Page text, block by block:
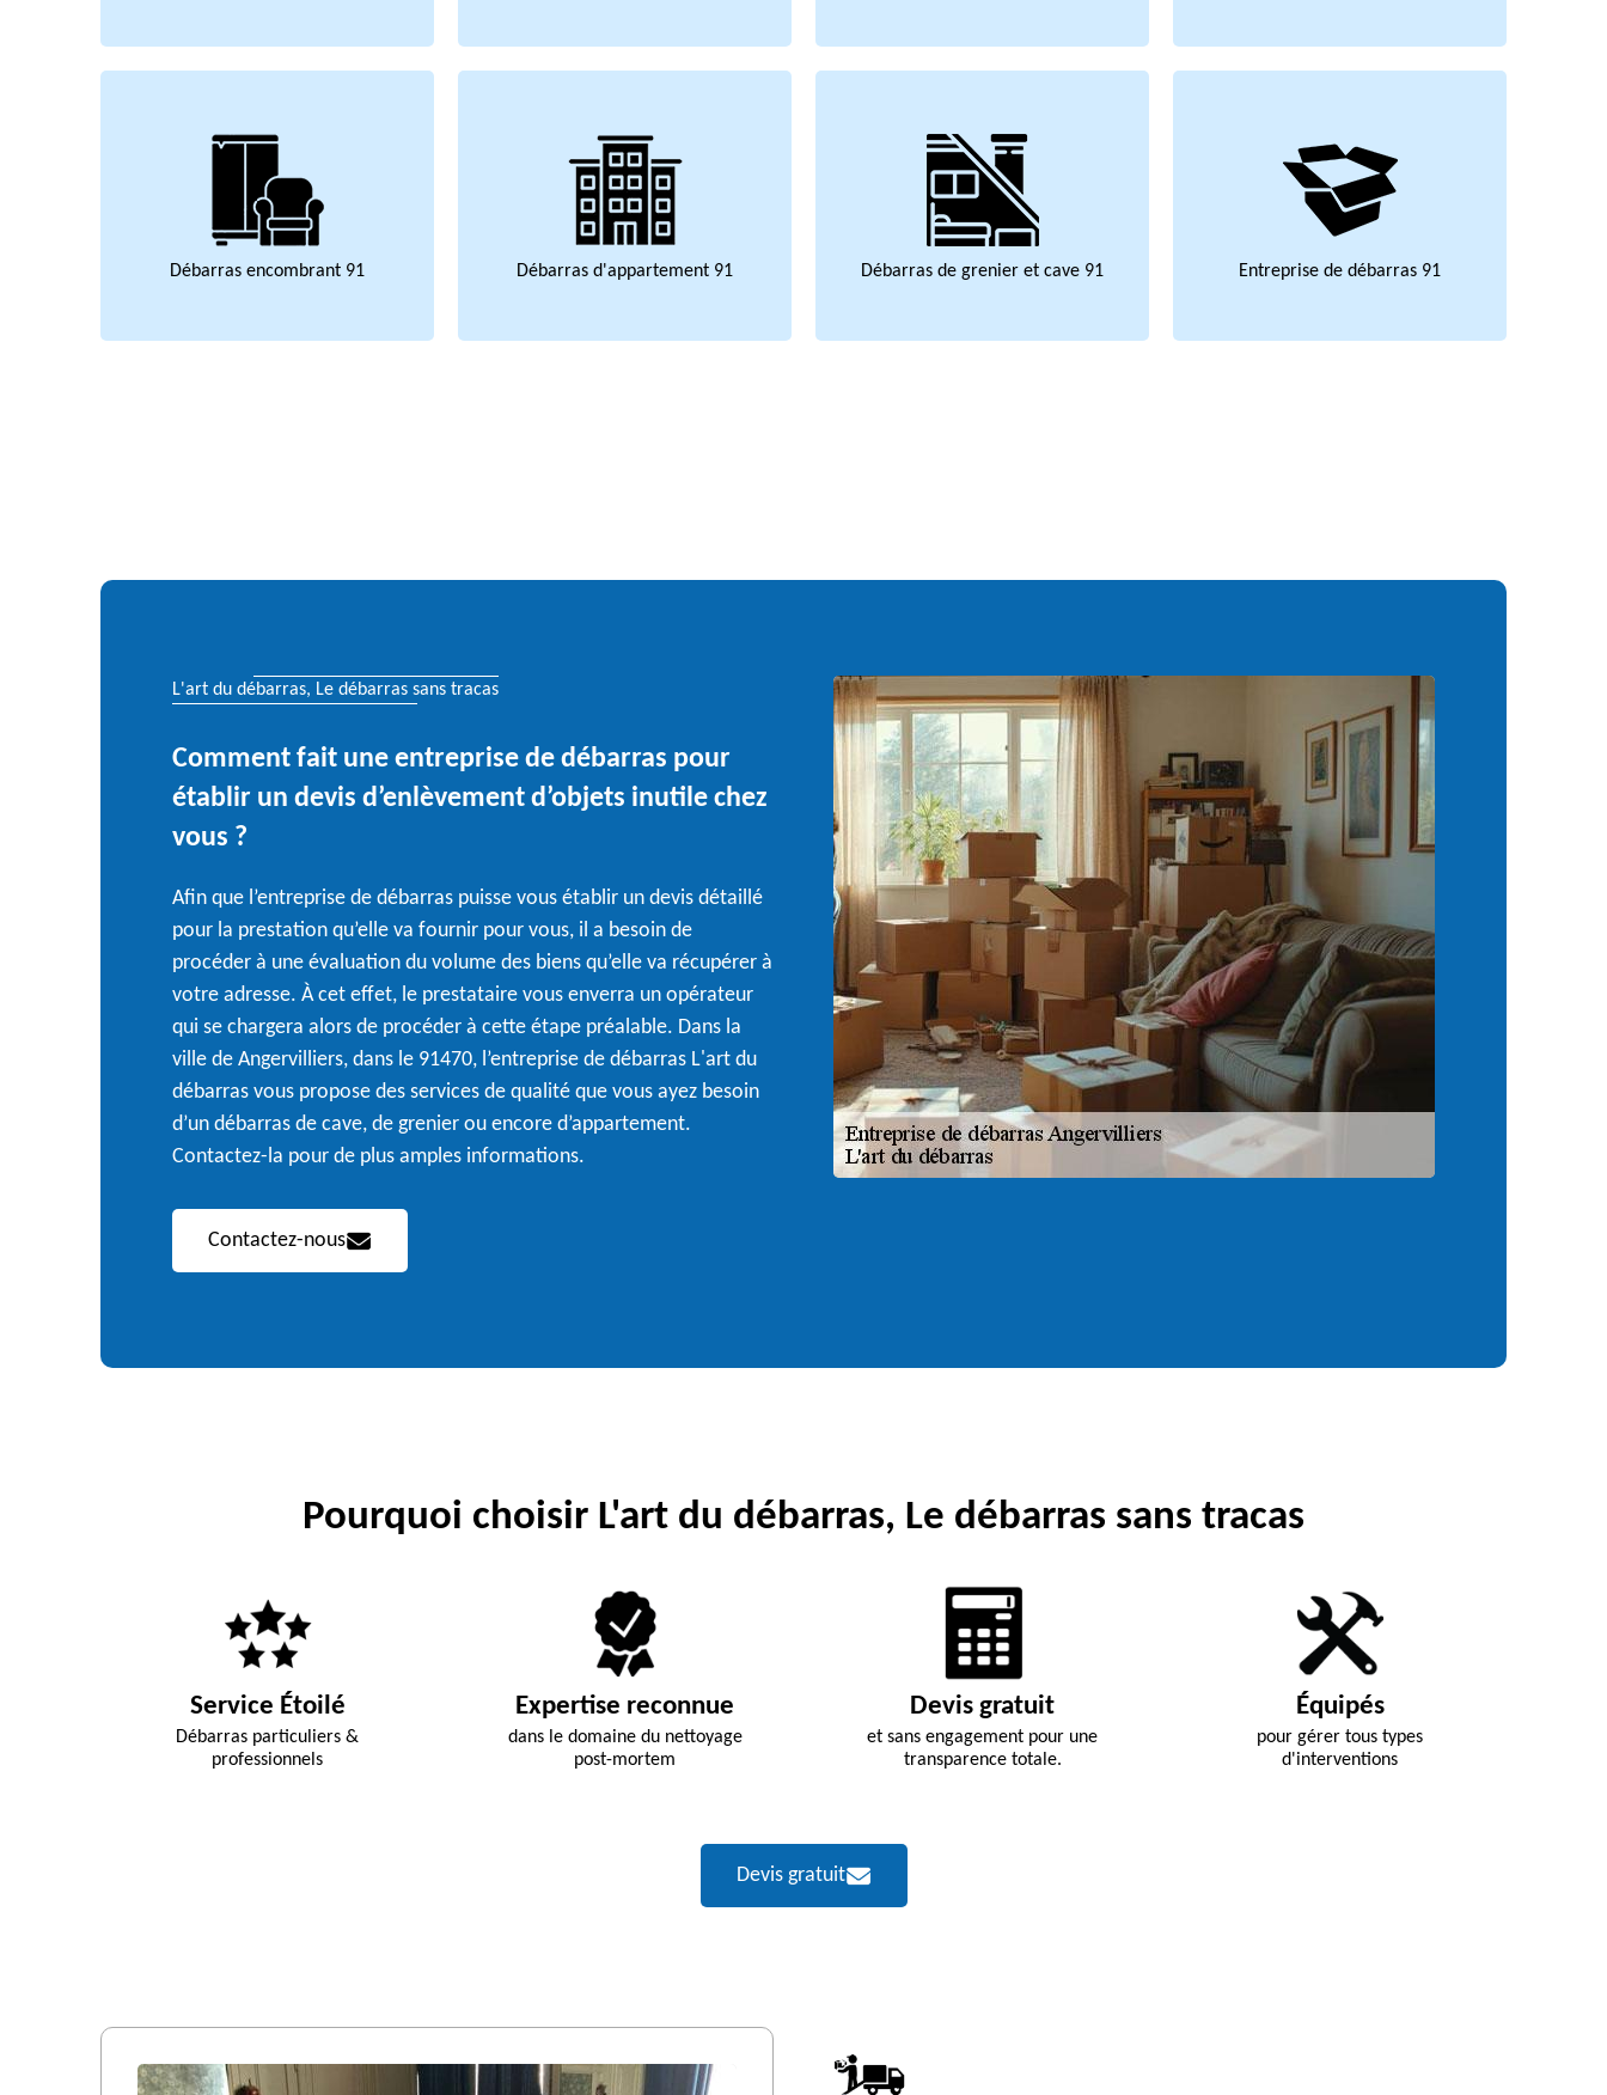
Débarras encombrant 91 Débarras d'appartement 91 Débarras de grenier et cave 91 Entreprise de débarras 91
L'art du débarras, Le débarras sans tracas
Comment fait une entreprise de débarras pour
établir un devis d’enlèvement d’objets inutile chez
vous ?
Afin que l’entreprise de débarras puisse vous établir un devis détaillé
pour la prestation qu’elle va fournir pour vous, il a besoin de
procéder à une évaluation du volume des biens qu’elle va récupérer à
votre adresse. À cet effet, le prestataire vous enverra un opérateur
qui se chargera alors de procéder à cette étape préalable. Dans la
ville de Angervilliers, dans le 91470, l’entreprise de débarras L'art du
débarras vous propose des services de qualité que vous ayez besoin
d’un débarras de cave, de grenier ou encore d’appartement.
Contactez-la pour de plus amples informations.
Contactez-nous
Pourquoi choisir L'art du débarras, Le débarras sans tracas
Service Étoilé
Débarras particuliers &
professionnels
Expertise reconnue
dans le domaine du nettoyage
post-mortem
Devis gratuit
et sans engagement pour une
transparence totale.
Équipés
pour gérer tous types
d'interventions
Devis gratuit